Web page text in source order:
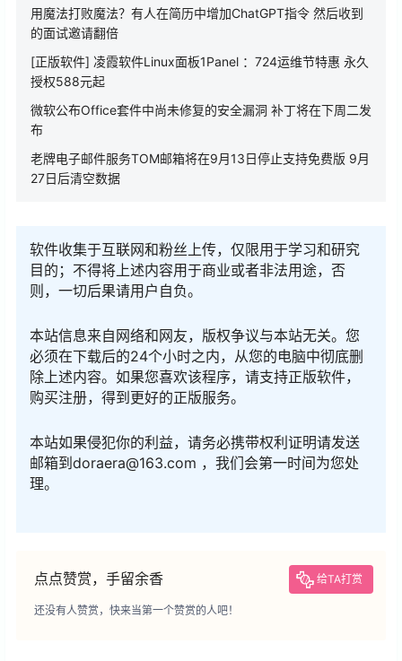
用魔法打败魔法？有人在简历中增加ChatGPT指令 然后收到
的面试邀请翻倍
[正版软件] 凌霞软件Linux面板1Panel ：724运维节特惠 永久
授权588元起
微软公布Office套件中尚未修复的安全漏洞 补丁将在下周二发
布
老牌电子邮件服务TOM邮箱将在9月13日停止支持免费版 9月
27日后清空数据
软件收集于互联网和粉丝上传，仅限用于学习和研究
目的；不得将上述内容用于商业或者非法用途，否
则，一切后果请用户自负。
本站信息来自网络和网友，版权争议与本站无关。您
必须在下载后的24个小时之内，从您的电脑中彻底删
除上述内容。如果您喜欢该程序，请支持正版软件，
购买注册，得到更好的正版服务。
本站如果侵犯你的利益，请务必携带权利证明请发送
邮箱到doraera@163.com ，我们会第一时间为您处
理。
点点赞赏，手留余香 给TA打赏
还没有人赞赏，快来当第一个赞赏的人吧！